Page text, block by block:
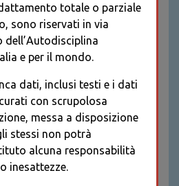
totale o parziale
sono riservati in via
dell’Autodisciplina
e per il mondo.
dati, inclusi testi e i dati
con scrupolosa
messa a disposizione
stessi non potrà
alcuna responsabilità
inesattezze.